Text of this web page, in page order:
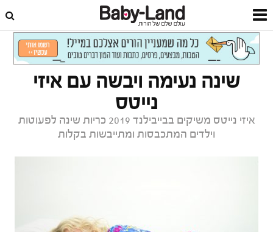
שינה נעימה ויבשה עם איזי
נייטס
איזי נייטס משיקים בבייבילנד 2019 כריות שינה לפעוטות
וילדים המתכבסות ומתייבשות בקלות